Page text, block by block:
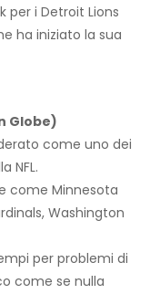
i Detroit Lions
ha iniziato la sua
Globe)
come uno dei
NFL.
come Minnesota
Washington
per problemi di
come se nulla